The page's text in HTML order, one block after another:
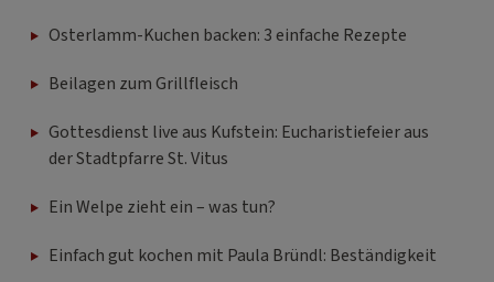
Osterlamm-Kuchen backen: 3 einfache Rezepte
Beilagen zum Grillfleisch
Gottesdienst live aus Kufstein: Eucharistiefeier aus
der Stadtpfarre St. Vitus
Ein Welpe zieht ein – was tun?
Einfach gut kochen mit Paula Bründl: Beständigkeit